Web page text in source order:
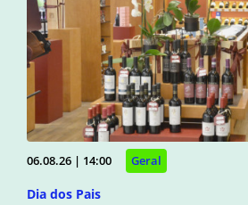
06.08.26 | 14:00 Geral
Dia dos Pais